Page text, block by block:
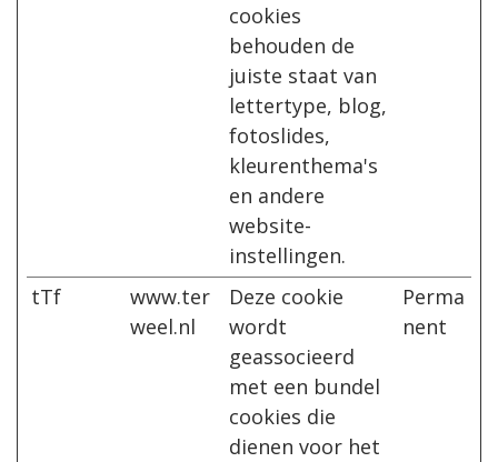
cookies
behouden de
juiste staat van
lettertype, blog,
fotoslides,
kleurenthema's
en andere
website-
instellingen.
tTf
www.ter
weel.nl
Deze cookie
wordt
geassocieerd
met een bundel
cookies die
dienen voor het
Perma
nent